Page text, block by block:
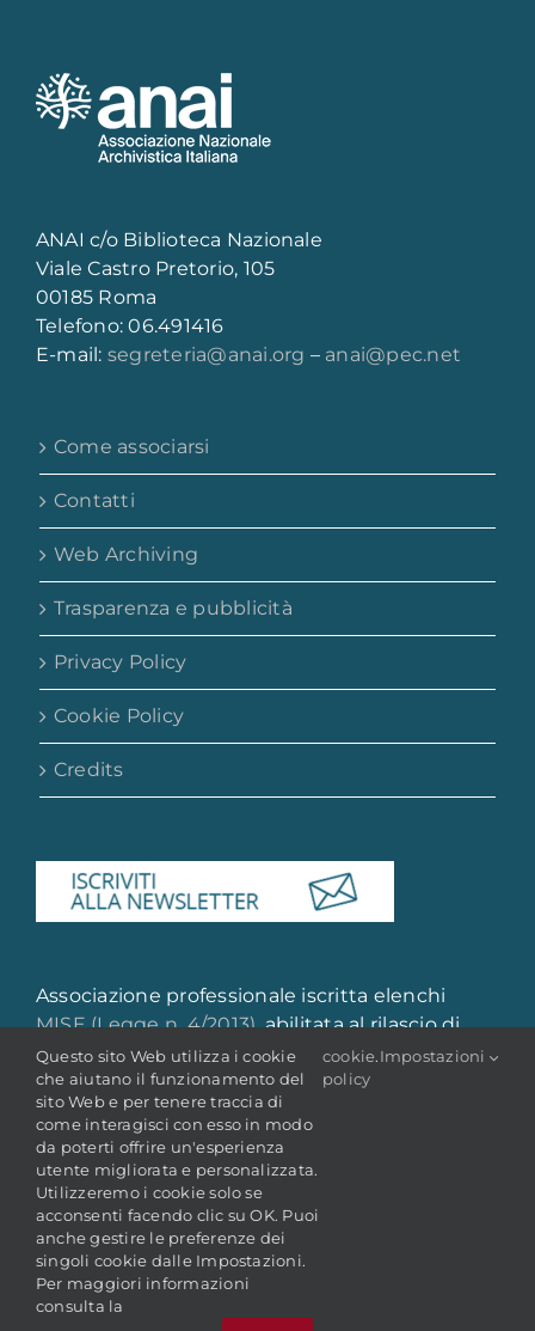
ANAI c/o Biblioteca Nazionale
Viale Castro Pretorio, 105
00185 Roma
Telefono: 06.491416
E-mail: segreteria@anai.org – anai@pec.net
Come associarsi
Contatti
Web Archiving
Trasparenza e pubblicità
Privacy Policy
Cookie Policy
Credits
Associazione professionale iscritta elenchi
MISE (Legge n. 4/2013), abilitata al rilascio di
attestazione di qualità e qualificazione
professionale
© Copyright 2022 -2026 | ANAI - Associazione Nazionale
Archivistica Italiana
P. IVA: 05106681009 | C.F.: 80227410588
Questo sito Web utilizza i cookie
che aiutano il funzionamento del
sito Web e per tenere traccia di
come interagisci con esso in modo
da poterti offrire un'esperienza
utente migliorata e personalizzata.
Utilizzeremo i cookie solo se
acconsenti facendo clic su OK. Puoi
anche gestire le preferenze dei
singoli cookie dalle Impostazioni.
Per maggiori informazioni
consulta la
cookie
policy
.Impostazioni